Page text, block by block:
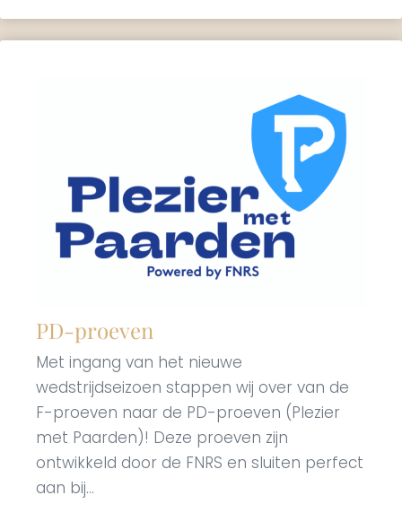
PD-proeven
Met ingang van het nieuwe
wedstrijdseizoen stappen wij over van de
F-proeven naar de PD-proeven (Plezier
met Paarden)! Deze proeven zijn
ontwikkeld door de FNRS en sluiten perfect
aan bij...